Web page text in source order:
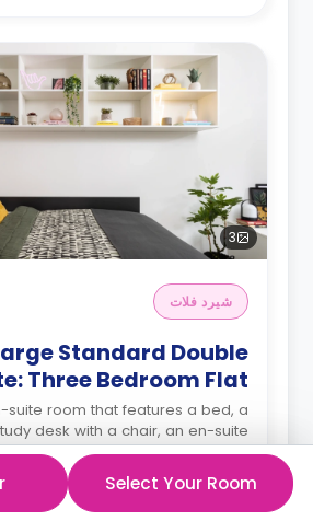
3
شيرد فلات
Standard Double
Three Bedroom Flat
suite room that features a bed, a
desk with a chair, an en-suite
living area and a kitchen that
has a fridge and a microwave.
Read more
Select Your Room